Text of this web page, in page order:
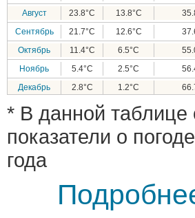
Август
23.8°C 13.8°C
Сентябрь
21.7°C 12.6°C
Октябрь
11.4°C 6.5°C
Ноябрь
5.4°C 2.5°C
Декабрь
2.8°C 1.2°C
* В данной таблице
показатели о
года